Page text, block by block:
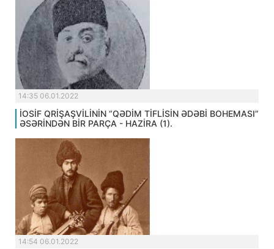
14:35 06.01.2022
İOSİF QRİŞAŞVİLİNİN “QƏDİM TİFLİSİN ƏDƏBİ BOHEMASI”
ƏSƏRİNDƏN BİR PARÇA - HAZİRA (1).
14:54 06.01.2022